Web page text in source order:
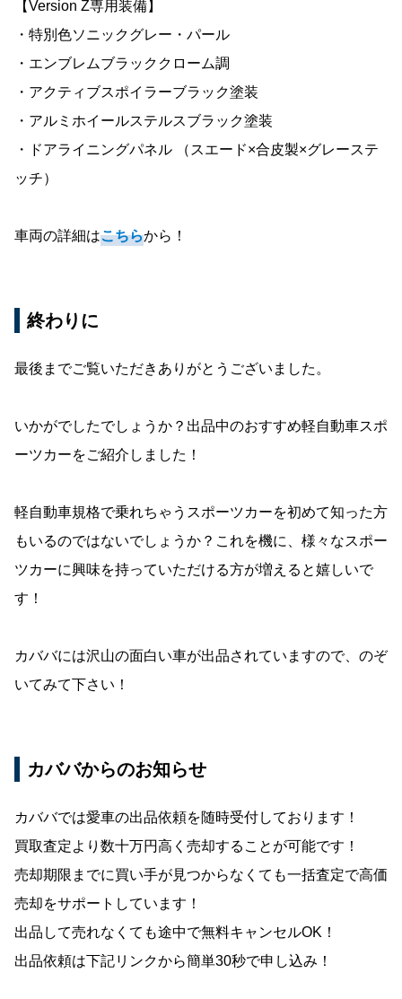
【Version Z専用装備】
・特別色ソニックグレー・パール
・エンブレムブラッククローム調
・アクティブスポイラーブラック塗装
・アルミホイールステルスブラック塗装
・ドアライニングパネル （スエード×合皮製×グレーステ
ッチ）
車両の詳細はこちらから！
終わりに
最後までご覧いただきありがとうございました。
いかがでしたでしょうか？出品中のおすすめ軽自動車スポ
ーツカーをご紹介しました！
軽自動車規格で乗れちゃうスポーツカーを初めて知った方
もいるのではないでしょうか？これを機に、様々なスポー
ツカーに興味を持っていただける方が増えると嬉しいで
す！
カババには沢山の面白い車が出品されていますので、のぞ
いてみて下さい！
カババからのお知らせ
カババでは愛車の出品依頼を随時受付しております！
買取査定より数十万円高く売却することが可能です！
売却期限までに買い手が見つからなくても一括査定で高価
売却をサポートしています！
出品して売れなくても途中で無料キャンセルOK！
出品依頼は下記リンクから簡単30秒で申し込み！